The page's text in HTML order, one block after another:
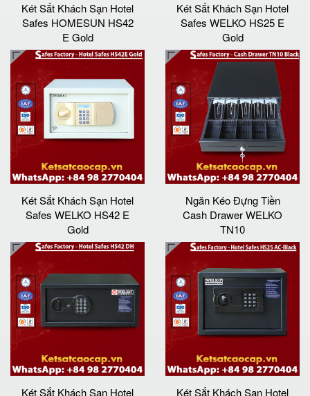
Két Sắt Khách Sạn Hotel
Safes HOMESUN HS42
E Gold
Két Sắt Khách Sạn Hotel
Safes WELKO HS25 E
Gold
Két Sắt Khách Sạn Hotel
Safes WELKO HS42 E
Gold
Ngăn Kéo Đựng Tiền
Cash Drawer WELKO
TN10
Két Sắt Khách Sạn Hotel
Két Sắt Khách Sạn Hotel